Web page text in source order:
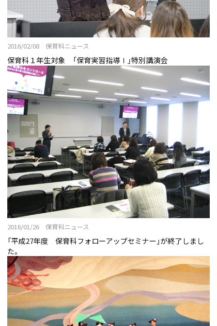
2016/02/08 保育科ニュース
保育科１年生対象 「保育実習指導Ⅰ」特別講演会
2016/01/26 保育科ニュース
「平成27年度 保育科フォローアップセミナー」が終了しまし
た。